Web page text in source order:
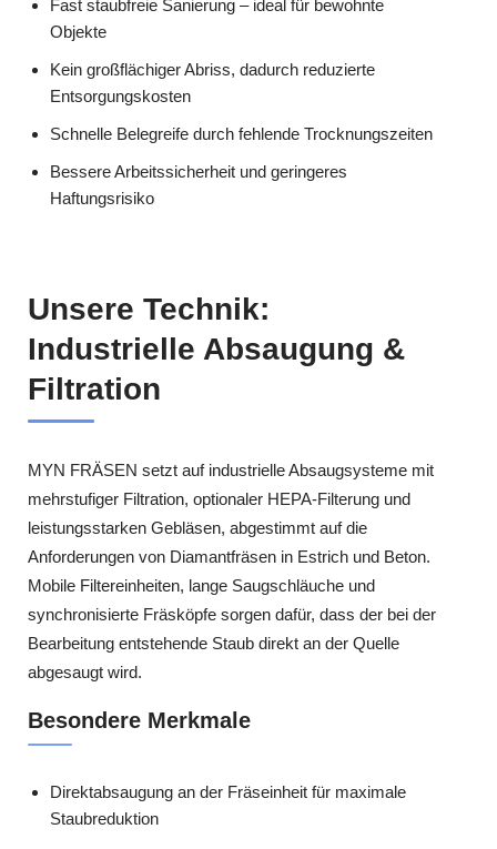
Unsere Technik:
Industrielle Absaugung &
Filtration
MYN FRÄSEN setzt auf industrielle Absaugsysteme mit
mehrstufiger Filtration, optionaler HEPA-Filterung und
leistungsstarken Gebläsen, abgestimmt auf die
Anforderungen von Diamantfräsen in Estrich und Beton.
Mobile Filtereinheiten, lange Saugschläuche und
synchronisierte Fräsköpfe sorgen dafür, dass der bei der
Bearbeitung entstehende Staub direkt an der Quelle
abgesaugt wird.
Besondere Merkmale
Direktabsaugung an der Fräseinheit für maximale
Staubreduktion
Fast staubfreie Sanierung – ideal für bewohnte
Objekte
Kein großflächiger Abriss, dadurch reduzierte
Entsorgungskosten
Schnelle Belegreife durch fehlende Trocknungszeiten
Bessere Arbeitssicherheit und geringeres
Haftungsrisiko